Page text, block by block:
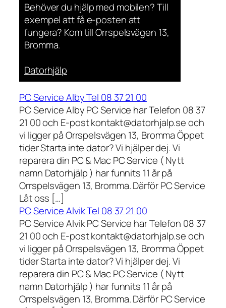
Behöver du hjälp med mobilen? Till
exempel att få e-posten att
fungera? Kom till Orrspelsvägen 13,
Bromma.
Datorhjälp
PC Service Alby Tel 08 37 21 00
PC Service Alby PC Service har Telefon 08 37
21 00 och E-post kontakt@datorhjalp.se och
vi ligger på Orrspelsvägen 13, Bromma Öppet
tider Starta inte dator? Vi hjälper dej. Vi
reparera din PC & Mac PC Service ( Nytt
namn Datorhjälp ) har funnits 11 år på
Orrspelsvägen 13, Bromma. Därför PC Service
Låt oss […]
PC Service Alvik Tel 08 37 21 00
PC Service Alvik PC Service har Telefon 08 37
21 00 och E-post kontakt@datorhjalp.se och
vi ligger på Orrspelsvägen 13, Bromma Öppet
tider Starta inte dator? Vi hjälper dej. Vi
reparera din PC & Mac PC Service ( Nytt
namn Datorhjälp ) har funnits 11 år på
Orrspelsvägen 13, Bromma. Därför PC Service